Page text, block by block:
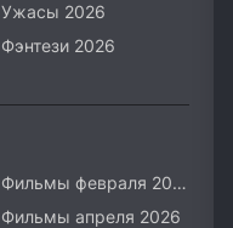
Ужасы 2026
Фэнтези 2026
Фильмы февраля 2026
Фильмы апреля 2026